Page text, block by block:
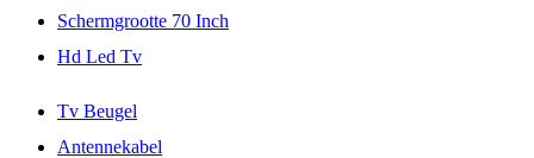
Schermgrootte 70 Inch
Hd Led Tv
Tv Beugel
Antennekabel